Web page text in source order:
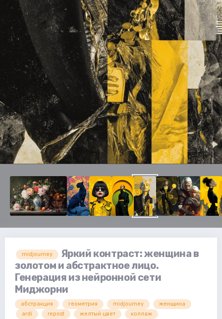
midjourney
Яркий контраст: женщина в
золотом и абстрактное лицо.
Генерация из нейронной сети
Миджорни
абстракция геометрия midjourney
женщина
ardi
repost желтый цвет коллаж